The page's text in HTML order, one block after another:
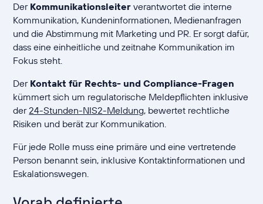
Der Kommunikationsleiter verantwortet die interne
Kommunikation, Kundeninformationen, Medienanfragen
und die Abstimmung mit Marketing und PR. Er sorgt dafür,
dass eine einheitliche und zeitnahe Kommunikation im
Fokus steht.
Der Kontakt für Rechts- und Compliance-Fragen
kümmert sich um regulatorische Meldepflichten inklusive
der24-Stunden-NIS2-Meldung, bewertet rechtliche
Risiken und berät zur Kommunikation.
Für jede Rolle muss eine primäre und eine vertretende
Person benannt sein, inklusive Kontaktinformationen und
Eskalationswegen.